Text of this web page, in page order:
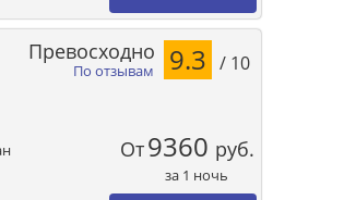
По отзывам
Превосходно 9.3 / 10
От9360 руб.
за 1 ночь